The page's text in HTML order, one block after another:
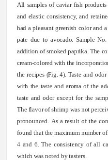
All samples of caviar fish products
and elastic consistency, and
had a pleasant greenish color and
pate due to avocado. Sample
addition of smoked paprika. The
cream-colored with the
the recipes (Fig. 4). Taste and
with the taste and aroma of the
taste and odor except for the
The flavor of shrimp was not
pronounced
As a result of the
found that the maximum number of
4 and 6. The consistency of all
which was noted by tasters.